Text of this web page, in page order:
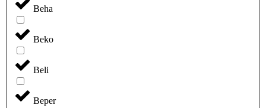
Beha
Beko
Beli
Beper